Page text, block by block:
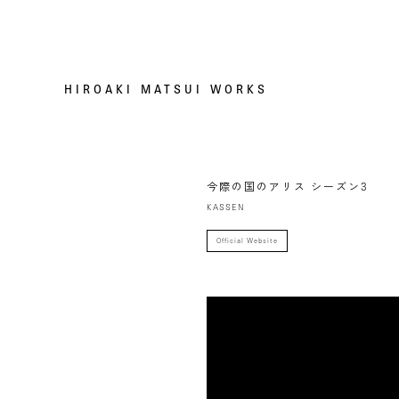
HIROAKI MATSUI WORKS
今際の国のアリス シーズン3
KASSEN
Official Website